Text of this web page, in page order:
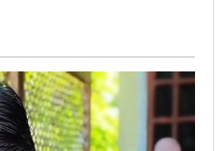
Jadi
Kuliner
Penghasil
Rupiah